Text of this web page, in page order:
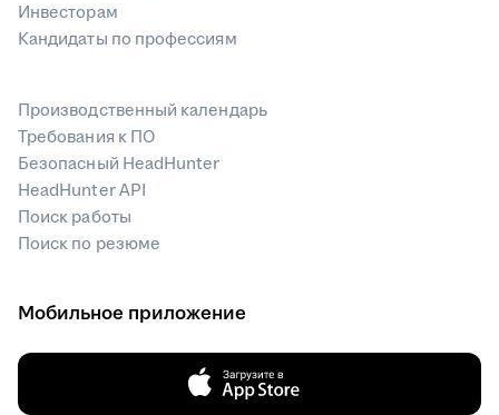
Инвесторам
Кандидаты по профессиям
Производственный календарь
Требования к ПО
Безопасный HeadHunter
HeadHunter API
Поиск работы
Поиск по резюме
Мобильное приложение